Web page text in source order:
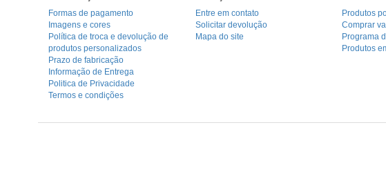
Formas de pagamento
Imagens e cores
Política de troca e devolução de
produtos personalizados
Prazo de fabricação
Informação de Entrega
Politica de Privacidade
Termos e condições
Entre em contato
Solicitar devolução
Mapa do site
Produtos
Comprar
Programa
Produtos